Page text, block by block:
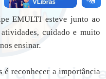
EMULTI esteve junto ao
cuidado e muito
ensinar.
é reconhecer a importância